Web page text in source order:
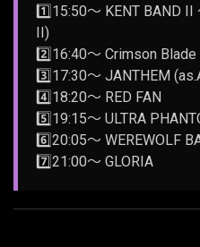
1️⃣15:50～ KENT BAND
II)
2️⃣16:40～ Crimson Blade
3️⃣17:30～ JANTHEM
4️⃣18:20～ RED FAN
5️⃣19:15～ ULTRA
6️⃣20:05～ WEREWOLF
7️⃣21:00～ GLORIA